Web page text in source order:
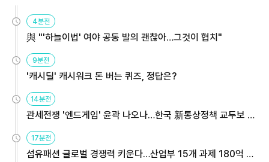
4분전
與 "'하늘이법' 여야 공동 발의 괜찮아…그것이 협치"
9분전
'캐시딜' 캐시워크 돈 버는 퀴즈, 정답은?
14분전
관세전쟁 '엔드게임' 윤곽 나오나…한국 新통상정책 교두보 활
17분전
섬유패션 글로벌 경쟁력 키운다…산업부 15개 과제 180억 지